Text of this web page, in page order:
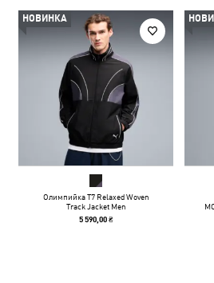
НОВИНКА
Олимпийка T7 Relaxed Woven
Track Jacket Men
5 590,00 ₴